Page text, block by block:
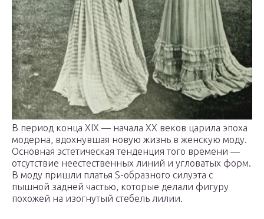
В период конца XIX — начала XX веков царила эпоха
модерна, вдохнувшая новую жизнь в женскую моду.
Основная эстетическая тенденция того времени —
отсутствие неестественных линий и угловатых форм.
В моду пришли платья S-образного силуэта с
пышной задней частью, которые делали фигуру
похожей на изогнутый стебель лилии.